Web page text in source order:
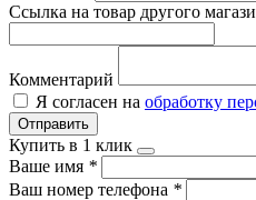
Ссылка на товар другого
Комментарий
Я согласен на обработку
Отправить
Купить в 1 клик
Ваше имя *
Ваш номер телефона *